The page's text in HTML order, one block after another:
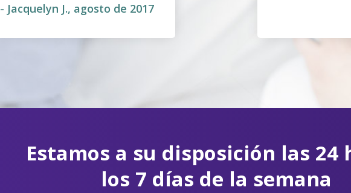
- Jacquelyn J., agosto de 2017
Estamos a su disposición las 24
los 7 días de la semana